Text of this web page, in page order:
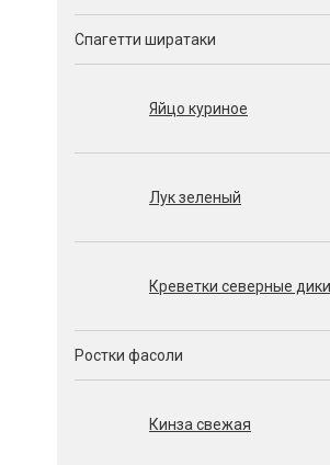
Спагетти ширатаки
Яйцо куриное
Лук зеленый
Креветки северные
Ростки фасоли
Кинза свежая